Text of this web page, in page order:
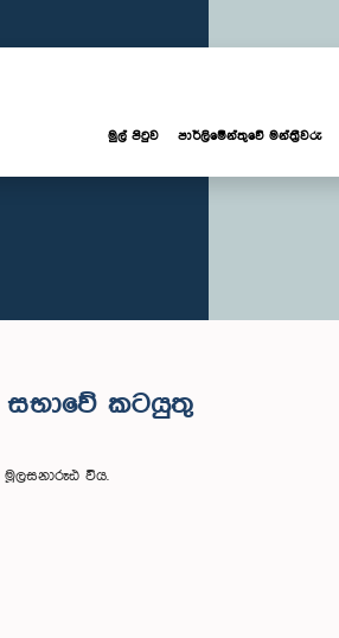
මුල් පිටුව පාර්ලි‌මේන්තුවේ මන්ත්‍රීවරු
සභාවේ කටයුතු
මූලසනාරූඪ විය.